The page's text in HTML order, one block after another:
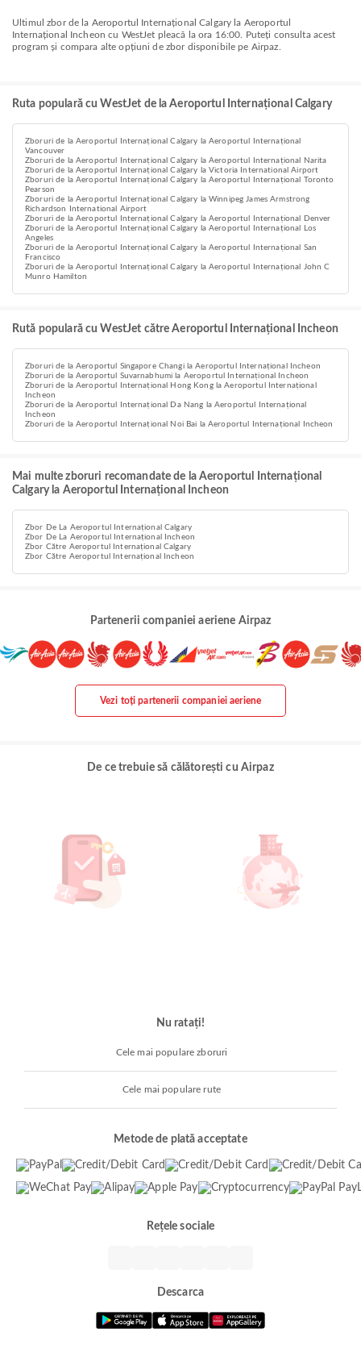
Ultimul zbor de la Aeroportul Internațional Calgary la Aeroportul
Internațional Incheon cu WestJet pleacă la ora 16:00. Puteți consulta acest
program și compara alte opțiuni de zbor disponibile pe Airpaz.
Ruta populară cu WestJet de la Aeroportul Internațional Calgary
Zboruri de la Aeroportul Internațional Calgary la Aeroportul Internațional
Vancouver
Zboruri de la Aeroportul Internațional Calgary la Aeroportul Internațional Narita
Zboruri de la Aeroportul Internațional Calgary la Victoria International Airport
Zboruri de la Aeroportul Internațional Calgary la Aeroportul Internațional Toronto
Pearson
Zboruri de la Aeroportul Internațional Calgary la Winnipeg James Armstrong
Richardson International Airport
Zboruri de la Aeroportul Internațional Calgary la Aeroportul Internațional Denver
Zboruri de la Aeroportul Internațional Calgary la Aeroportul Internațional Los
Angeles
Zboruri de la Aeroportul Internațional Calgary la Aeroportul Internațional San
Francisco
Zboruri de la Aeroportul Internațional Calgary la Aeroportul Internațional John C
Munro Hamilton
Rută populară cu WestJet către Aeroportul Internațional Incheon
Zboruri de la Aeroportul Singapore Changi la Aeroportul Internațional Incheon
Zboruri de la Aeroportul Suvarnabhumi la Aeroportul Internațional Incheon
Zboruri de la Aeroportul Internațional Hong Kong la Aeroportul Internațional
Incheon
Zboruri de la Aeroportul Internațional Da Nang la Aeroportul Internațional
Incheon
Zboruri de la Aeroportul Internațional Noi Bai la Aeroportul Internațional Incheon
Mai multe zboruri recomandate de la Aeroportul Internațional
Calgary la Aeroportul Internațional Incheon
Zbor De La Aeroportul Internațional Calgary
Zbor De La Aeroportul Internațional Incheon
Zbor Către Aeroportul Internațional Calgary
Zbor Către Aeroportul Internațional Incheon
Partenerii companiei aeriene Airpaz
Vezi toți partenerii companiei aeriene
De ce trebuie să călătorești cu Airpaz
Nu ratați!
Cele mai populare zboruri
Cele mai populare rute
Metode de plată acceptate
Rețele sociale
Descarca